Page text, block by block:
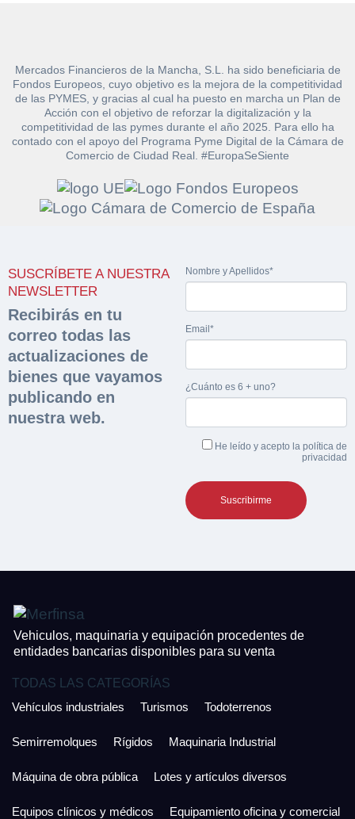
Mercados Financieros de la Mancha, S.L. ha sido beneficiaria de
Fondos Europeos, cuyo objetivo es la mejora de la competitividad
de las PYMES, y gracias al cual ha puesto en marcha un Plan de
Acción con el objetivo de reforzar la digitalización y la
competitividad de las pymes durante el año 2025. Para ello ha
contado con el apoyo del Programa Pyme Digital de la Cámara de
Comercio de Ciudad Real. #EuropaSeSiente
SUSCRÍBETE A NUESTRA
NEWSLETTER
Recibirás en tu
correo todas las
actualizaciones de
bienes que vayamos
publicando en
nuestra web.
Nombre y Apellidos*
Email*
¿Cuánto es 6 + uno?
He leído y acepto la política de
privacidad
Vehiculos, maquinaria y equipación procedentes de
entidades bancarias disponibles para su venta
TODAS LAS CATEGORÍAS
Vehículos industriales
Turismos Todoterrenos
Semirremolques Rígidos Maquinaria Industrial
Máquina de obra pública Lotes y artículos diversos
Equipos clínicos y médicos Equipamiento oficina y comercial
documentación
sobre la peritación
Rellene este formulario y recibirá en su email el
enlace para descargar la documentación
Nombre y Apellidos*
Hacer Oferta
Razón social* CIF/DNI Ofertante*
Teléfono* Email*
Nombre y Apellidos*
continuación confirma que estás de acuerdo con ambas.
Sobre Merfinsa
Venta de bienes muebles
Vehículos